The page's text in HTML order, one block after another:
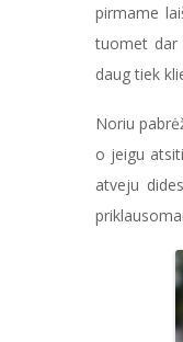
pirmame
tuomet dar
daug tiek
Noriu
o jeigu
atveju